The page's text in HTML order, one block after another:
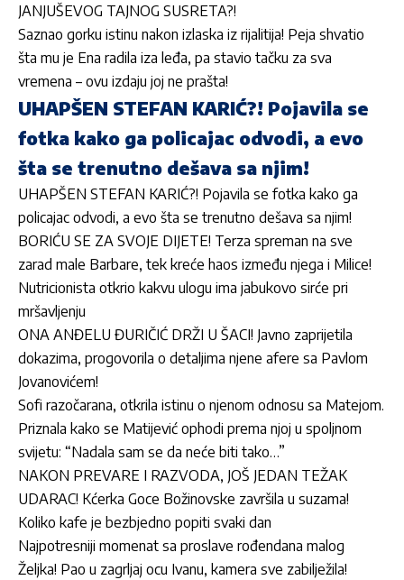
JANJUŠEVOG TAJNOG SUSRETA?!
Saznao gorku istinu nakon izlaska iz rijalitija! Peja shvatio
šta mu je Ena radila iza leđa, pa stavio tačku za sva
vremena – ovu izdaju joj ne prašta!
UHAPŠEN STEFAN KARIĆ?! Pojavila se
fotka kako ga policajac odvodi, a evo
šta se trenutno dešava sa njim!
UHAPŠEN STEFAN KARIĆ?! Pojavila se fotka kako ga
policajac odvodi, a evo šta se trenutno dešava sa njim!
BORIĆU SE ZA SVOJE DIJETE! Terza spreman na sve
zarad male Barbare, tek kreće haos između njega i Milice!
Nutricionista otkrio kakvu ulogu ima jabukovo sirće pri
mršavljenju
ONA ANĐELU ĐURIČIĆ DRŽI U ŠACI! Javno zaprijetila
dokazima, progovorila o detaljima njene afere sa Pavlom
Jovanovićem!
Sofi razočarana, otkrila istinu o njenom odnosu sa Matejom.
Priznala kako se Matijević ophodi prema njoj u spoljnom
svijetu: “Nadala sam se da neće biti tako…”
NAKON PREVARE I RAZVODA, JOŠ JEDAN TEŽAK
UDARAC! Kćerka Goce Božinovske završila u suzama!
Koliko kafe je bezbjedno popiti svaki dan
Najpotresniji momenat sa proslave rođendana malog
Željka! Pao u zagrljaj ocu Ivanu, kamera sve zabilježila!